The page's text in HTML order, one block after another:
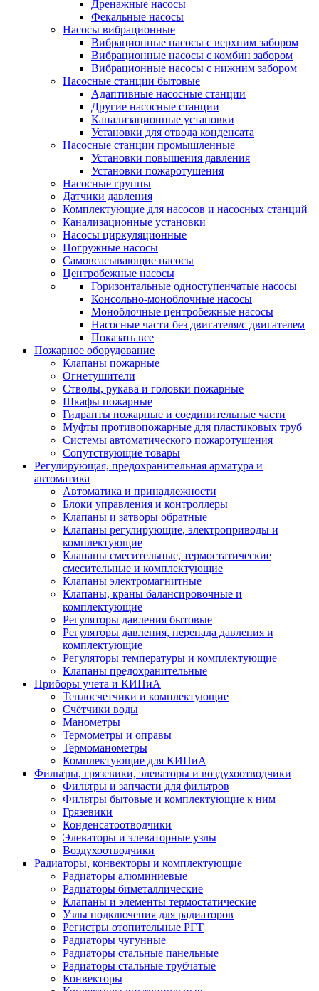
Дренажные насосы
Фекальные насосы
Насосы вибрационные
Вибрационные насосы с верхним забором
Вибрационные насосы с комбин забором
Вибрационные насосы с нижним забором
Насосные станции бытовые
Адаптивные насосные станции
Другие насосные станции
Канализационные установки
Установки для отвода конденсата
Насосные станции промышленные
Установки повышения давления
Установки пожаротушения
Насосные группы
Датчики давления
Комплектующие для насосов и насосных станций
Канализационные установки
Насосы циркуляционные
Погружные насосы
Самовсасывающие насосы
Центробежные насосы
Горизонтальные одноступенчатые насосы
Консольно-моноблочные насосы
Моноблочные центробежные насосы
Насосные части без двигателя/с двигателем
Показать все
Пожарное оборудование
Клапаны пожарные
Огнетушители
Стволы, рукава и головки пожарные
Шкафы пожарные
Гидранты пожарные и соединительные части
Муфты противопожарные для пластиковых труб
Системы автоматического пожаротушения
Сопутствующие товары
Регулирующая, предохранительная арматура и
автоматика
Автоматика и принадлежности
Блоки управления и контроллеры
Клапаны и затворы обратные
Клапаны регулирующие, электроприводы и
комплектующие
Клапаны смесительные, термостатические
смесительные и комплектующие
Клапаны электромагнитные
Клапаны, краны балансировочные и
комплектующие
Регуляторы давления бытовые
Регуляторы давления, перепада давления и
комплектующие
Регуляторы температуры и комплектующие
Клапаны предохранительные
Приборы учета и КИПиА
Теплосчетчики и комплектующие
Счётчики воды
Манометры
Термометры и оправы
Термоманометры
Комплектующие для КИПиА
Фильтры, грязевики, элеваторы и воздухоотводчики
Фильтры и запчасти для фильтров
Фильтры бытовые и комплектующие к ним
Грязевики
Конденсатоотводчики
Элеваторы и элеваторные узлы
Воздухоотводчики
Радиаторы, конвекторы и комплектующие
Радиаторы алюминиевые
Радиаторы биметаллические
Клапаны и элементы термостатические
Узлы подключения для радиаторов
Регистры отопительные РГТ
Радиаторы чугунные
Радиаторы стальные панельные
Радиаторы стальные трубчатые
Конвекторы